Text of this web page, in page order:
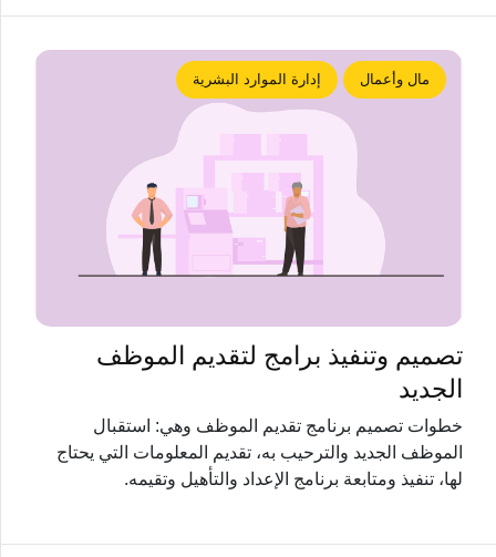
مال وأعمال إدارة الموارد البشرية
تصميم وتنفيذ برامج لتقديم الموظف
الجديد
خطوات تصميم برنامج تقديم الموظف وهي: استقبال
الموظف الجديد والترحيب به، تقديم المعلومات التي يحتاج
لها، تنفيذ ومتابعة برنامج الإعداد والتأهيل وتقيمه.